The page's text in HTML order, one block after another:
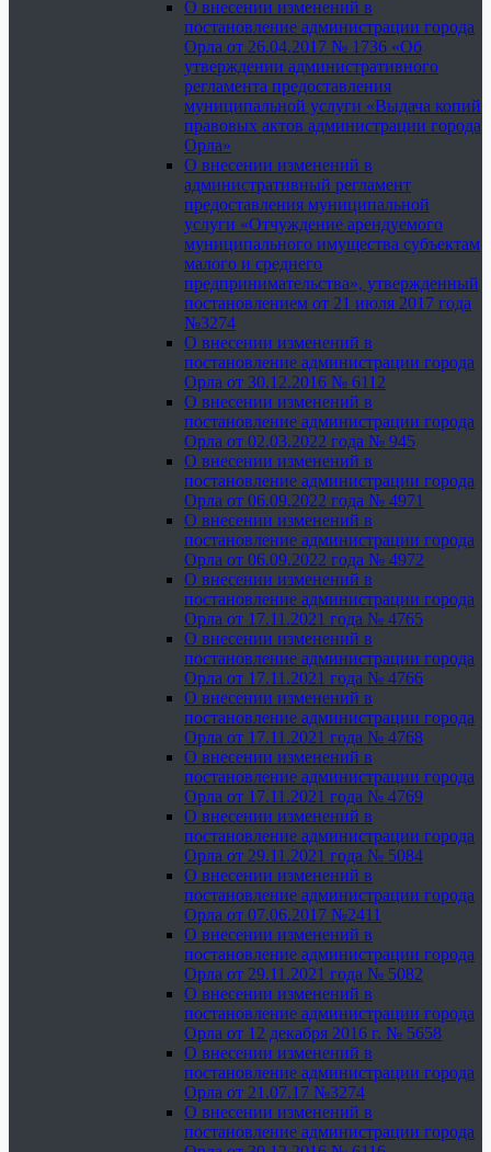
О внесении изменений в
постановление администрации города
Орла от 26.04.2017 № 1736 «Об
утверждении административного
регламента предоставления
муниципальной услуги «Выдача копий
правовых актов администрации города
Орла»
О внесении изменений в
административный регламент
предоставления муниципальной
услуги «Отчуждение арендуемого
муниципального имущества субъектам
малого и среднего
предпринимательства», утвержденный
постановлением от 21 июля 2017 года
№3274
О внесении изменений в
постановление администрации города
Орла от 30.12.2016 № 6112
О внесении изменений в
постановление администрации города
Орла от 02.03.2022 года № 945
О внесении изменений в
постановление администрации города
Орла от 06.09.2022 года № 4971
О внесении изменений в
постановление администрации города
Орла от 06.09.2022 года № 4972
О внесении изменений в
постановление администрации города
Орла от 17.11.2021 года № 4765
О внесении изменений в
постановление администрации города
Орла от 17.11.2021 года № 4766
О внесении изменений в
постановление администрации города
Орла от 17.11.2021 года № 4768
О внесении изменений в
постановление администрации города
Орла от 17.11.2021 года № 4769
О внесении изменений в
постановление администрации города
Орла от 29.11.2021 года № 5084
О внесении изменений в
постановление администрации города
Орла от 07.06.2017 №2411
О внесении изменений в
постановление администрации города
Орла от 29.11.2021 года № 5082
О внесении изменений в
постановление администрации города
Орла от 12 декабря 2016 г. № 5658
О внесении изменений в
постановление администрации города
Орла от 21.07.17 №3274
О внесении изменений в
постановление администрации города